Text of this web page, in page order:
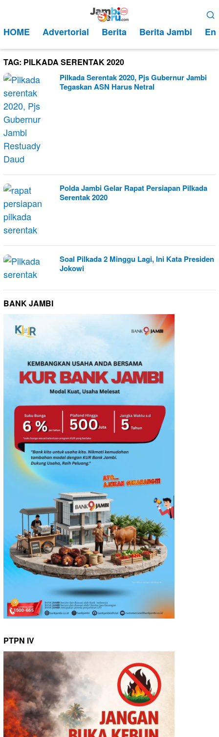
kontenMobile
HOME Advertorial Berita Berita Jambi
TAG: PILKADA SERENTAK 2020
Pilkada Serentak 2020, Pjs Gubernur Jambi
Tegaskan ASN Harus Netral
Polda Jambi Gelar Rapat Persiapan Pilkada
Serentak 2020
Soal Pilkada 2 Minggu Lagi, Ini Kata Presiden
Jokowi
BANK JAMBI
PTPN IV